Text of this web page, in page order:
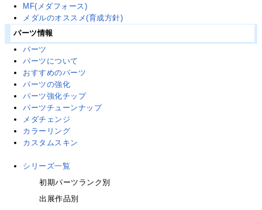
MF(メダフォース)
メダルのオススメ(育成方針)
パーツ情報
パーツ
パーツについて
おすすめのパーツ
パーツの強化
パーツ強化チップ
パーツチューンナップ
メダチェンジ
カラーリング
カスタムスキン
シリーズ一覧
初期パーツランク別
出展作品別